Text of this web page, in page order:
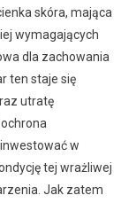
skóra, mająca
wymagających
dla zachowania
ten staje się
utratę
w
tej wrażliwej
Jak zatem